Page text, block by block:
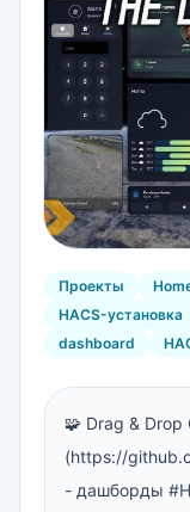
Проекты
HACS-установка
dashboard
🧩 Drag & Drop
(https://
- дашборды